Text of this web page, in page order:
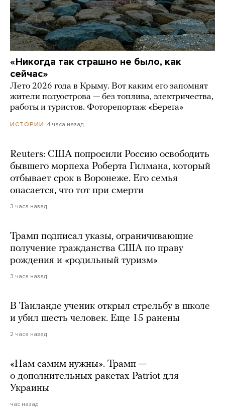
«Никогда так страшно не было, как
сейчас»
Лето 2026 года в Крыму. Вот каким его запомнят
жители полуострова — без топлива, электричества,
работы и туристов. Фоторепортаж «Берега»
ИСТОРИИ 4 часа назад
Reuters: США попросили Россию освободить
бывшего морпеха Роберта Гилмана, который
отбывает срок в Воронеже. Его семья
опасается, что тот при смерти
3 часа назад
Трамп подписал указы, ограничивающие
получение гражданства США по праву
рождения и «родильный туризм»
3 часа назад
В Таиланде ученик открыл стрельбу в школе
и убил шесть человек. Еще 15 ранены
2 часа назад
«Нам самим нужны». Трамп —
о дополнительных ракетах Patriot для
Украины
час назад